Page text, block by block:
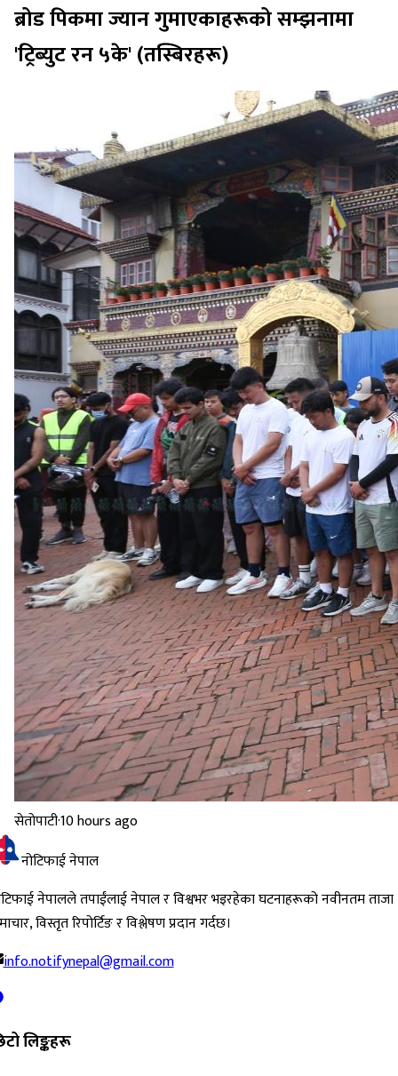
ब्रोड पिकमा ज्यान गुमाएकाहरूको सम्झनामा
'ट्रिब्युट रन ५के' (तस्बिरहरू)
सेतोपाटी·10 hours ago
नोटिफाई नेपाल
नेपालले तपाईंलाई नेपाल र विश्वभर भइरहेका घटनाहरूको नवीनतम ताजा
विस्तृत रिपोर्टिङ र विश्लेषण प्रदान गर्दछ।
info.notifynepal@gmail.com
लिङ्कहरू